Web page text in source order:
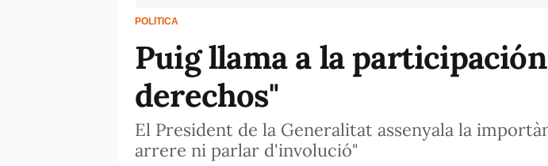
POLÍTICA
Puig llama a la
derechos"
El President de la Generalitat assenyala la
arrere ni parlar d'involució"